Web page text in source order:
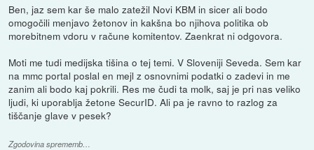
Ben, jaz sem kar še malo zatežil Novi KBM in sicer ali bodo
omogočili menjavo žetonov in kakšna bo njihova politika ob
morebitnem vdoru v račune komitentov. Zaenkrat ni odgovora.
Moti me tudi medijska tišina o tej temi. V Sloveniji Seveda. Sem kar
na mmc portal poslal en mejl z osnovnimi podatki o zadevi in me
zanim ali bodo kaj pokrili. Res me čudi ta molk, saj je pri nas veliko
ljudi, ki uporablja žetone SecurID. Ali pa je ravno to razlog za
tiščanje glave v pesek?
Zgodovina sprememb…